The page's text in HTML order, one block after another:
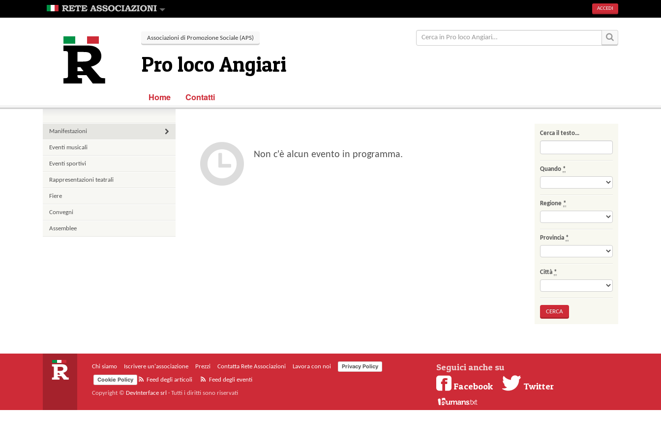
ACCEDI
Associazioni di Promozione Sociale (APS)
Pro loco Angiari
Home Contatti
Manifestazioni
Eventi musicali
Eventi sportivi
Rappresentazioni teatrali
Fiere
Convegni
Assemblee
Non c'è alcun evento in programma.
Cerca il testo…
Quando *
Regione *
Provincia *
Città *
Chi siamo Iscrivere un'associazione Prezzi Contatta Rete Associazioni Lavora con noi
Privacy Policy
Cookie Policy
Feed degli articoli Feed degli eventi
Copyright © DevInterface srl · Tutti i diritti sono riservati
Seguici anche su
Facebook
Twitter